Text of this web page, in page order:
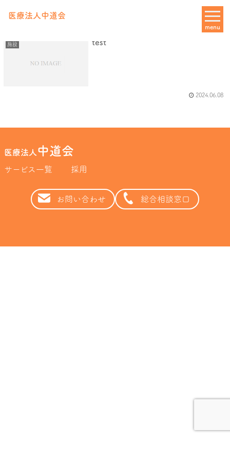
医療法人中道会
menu
デイサービス
施設 test
2024.06.08
医療法人 中道会
サービス一覧 採用
お問い合わせ 総合相談窓口